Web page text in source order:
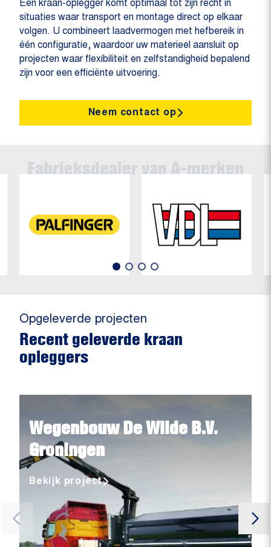
Een kraan-oplegger komt optimaal tot zijn recht in
situaties waar transport en montage direct op elkaar
volgen. U combineert laadvermogen met hefbereik in
één configuratie, waardoor uw materieel aansluit op
projecten waar flexibiliteit en zelfstandigheid bepalend
zijn voor een efficiënte uitvoering.
Neem contact op
Opgeleverde projecten
Recent geleverde kraan
opleggers
Wegenbouw De Wilde B.V.
Groningen
Bekijk project